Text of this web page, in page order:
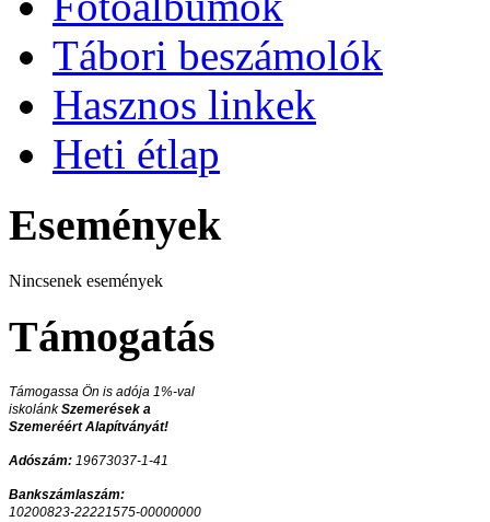
Tábori beszámolók
Hasznos linkek
Heti étlap
Események
Nincsenek események
Támogatás
Támogassa Ön is adója 1%-val
iskolánkSzemerések a
Szemeréért Alapítványát!
Adószám: 19673037-1-41
Bankszámlaszám:
10200823-22221575-00000000